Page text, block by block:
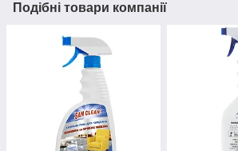
Подібні товари компанії